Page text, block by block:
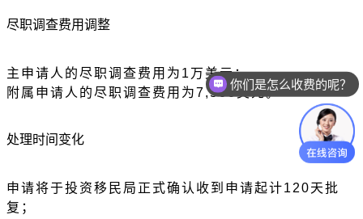
尽职调查费用调整
主申请人的尽职调查费用为 1万美元；
附属申请人的尽职调查费用为7,500美元。
处理时间变化
申请将于投资移民局正式确认收到申请起计120天批
复；
你们是怎么收费的呢？